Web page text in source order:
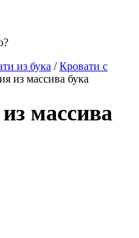
из бука / Кровати с
из массива бука
массива